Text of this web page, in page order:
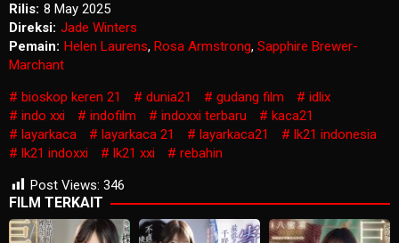
Rilis: 8 May 2025
Direksi: Jade Winters
Pemain: Helen Laurens, Rosa Armstrong, Sapphire Brewer-
Marchant
bioskop keren 21
dunia21 gudang film
idlix
indo xxi
indofilm indoxxi terbaru
kaca21
layarkaca
layarkaca 21 layarkaca21
lk21 indonesia
lk21 indoxxi
lk21 xxi
rebahin
Post Views: 346
FILM TERKAIT